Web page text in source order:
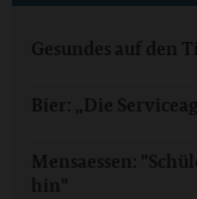
Gesundes auf den
Bier: „Die
Mensaessen:
hin"